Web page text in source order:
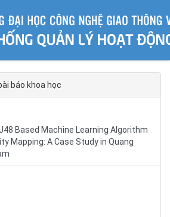
báo khoa học
Based Machine Learning Algorithm
Mapping: A Case Study in Quang